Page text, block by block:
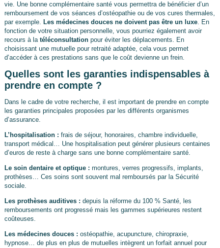
vie. Une bonne complémentaire santé vous permettra de bénéficier d’un
remboursement de vos séances d’ostéopathie ou de vos cures thermales,
par exemple. Les médecines douces ne doivent pas être un luxe. En
fonction de votre situation personnelle, vous pourriez également avoir
recours à la téléconsultationpour éviter les déplacements. En
choisissant une mutuelle pour retraité adaptée, cela vous permet
d’accéder à ces prestations sans que le coût devienne un frein.
Quelles sont les garanties indispensables à
prendre en compte ?
Dans le cadre de votre recherche, il est important de prendre en compte
les garanties principales proposées par les différents organismes
d’assurance.
L’hospitalisation : frais de séjour, honoraires, chambre individuelle,
transport médical… Une hospitalisation peut générer plusieurs centaines
d’euros de reste à charge sans une bonne complémentaire santé.
Le soin dentaire et optique : montures, verres progressifs, implants,
prothèses… Ces soins sont souvent mal remboursés par la Sécurité
sociale.
Les prothèses auditives : depuis la réforme du 100 % Santé, les
remboursements ont progressé mais les gammes supérieures restent
coûteuses.
Les médecines douces : ostéopathie, acupuncture, chiropraxie,
hypnose… de plus en plus de mutuelles intègrent un forfait annuel pour